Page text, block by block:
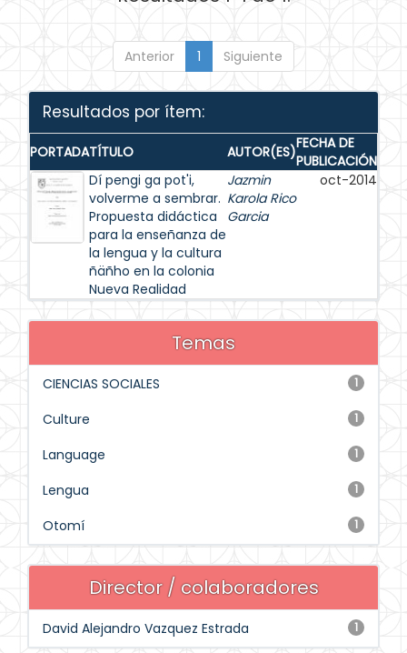
Anterior 1 Siguiente
Resultados por ítem:
PORTADATÍTULO AUTOR(ES)FECHA DE
PUBLICACIÓN
Dí pengi ga pot'i,
volverme a sembrar.
Propuesta didáctica
para la enseñanza de
la lengua y la cultura
ñäñho en la colonia
Nueva Realidad
Jazmin
Karola Rico
Garcia
oct-2014
Temas
1
CIENCIAS SOCIALES
1
Culture
1
Language
1
Lengua
1
Otomí
Director / colaboradores
1
David Alejandro Vazquez Estrada